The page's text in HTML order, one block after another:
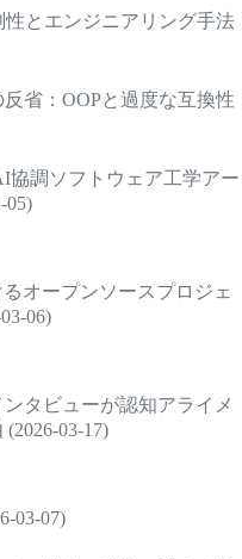
とエンジニアリング手法
省：OOPと過度な互換性
協調ソフトウェア工学アー
05)
オープンソースプロジェ
06)
タビューが認知アライメ
03-17)
03-07)